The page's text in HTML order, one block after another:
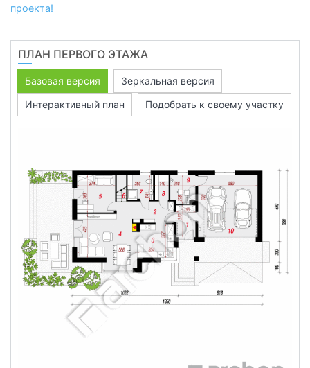
проекта!
ПЛАН ПЕРВОГО ЭТАЖА
Базовая версия
Зеркальная версия
Интерактивный план
Подобрать к своему участку